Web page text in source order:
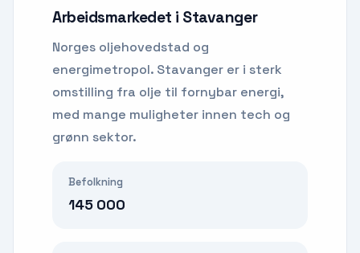
Arbeidsmarkedet i Stavanger
Norges oljehovedstad og
energimetropol. Stavanger er i sterk
omstilling fra olje til fornybar energi,
med mange muligheter innen tech og
grønn sektor.
Befolkning
145 000